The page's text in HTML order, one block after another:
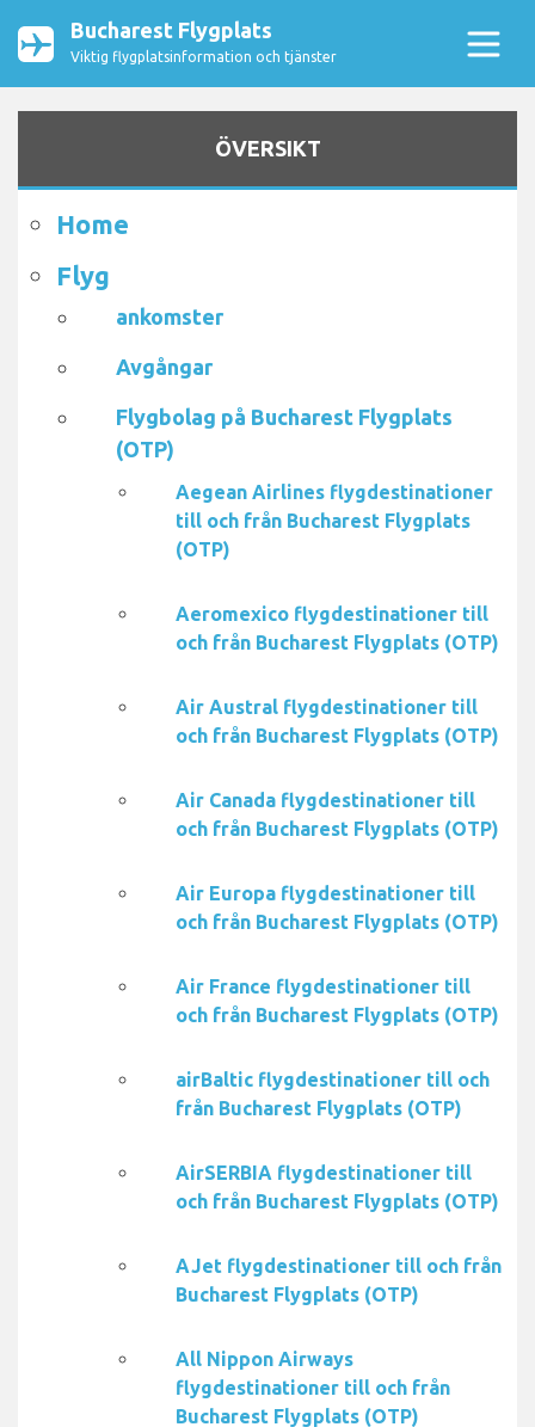
Bucharest Flygplats
Viktig flygplatsinformation och tjänster
ÖVERSIKT
Home
Flyg
ankomster
Avgångar
Flygbolag på Bucharest Flygplats
(OTP)
Aegean Airlines flygdestinationer
till och från Bucharest Flygplats
(OTP)
Aeromexico flygdestinationer till
och från Bucharest Flygplats (OTP)
Air Austral flygdestinationer till
och från Bucharest Flygplats (OTP)
Air Canada flygdestinationer till
och från Bucharest Flygplats (OTP)
Air Europa flygdestinationer till
och från Bucharest Flygplats (OTP)
Air France flygdestinationer till
och från Bucharest Flygplats (OTP)
airBaltic flygdestinationer till och
från Bucharest Flygplats (OTP)
AirSERBIA flygdestinationer till
och från Bucharest Flygplats (OTP)
AJet flygdestinationer till och från
Bucharest Flygplats (OTP)
All Nippon Airways
flygdestinationer till och från
Bucharest Flygplats (OTP)